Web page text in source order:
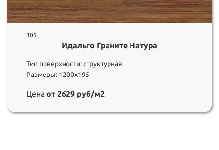
305
Идальго Граните Натура
Тип поверхности: структурная
Размеры: 1200х195
Цена от 2629 руб/м2